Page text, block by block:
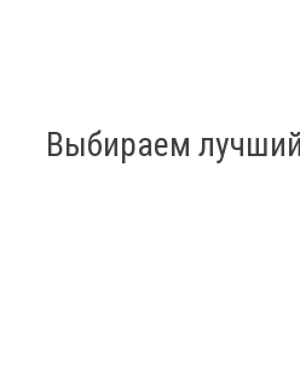
Выбираем лучший